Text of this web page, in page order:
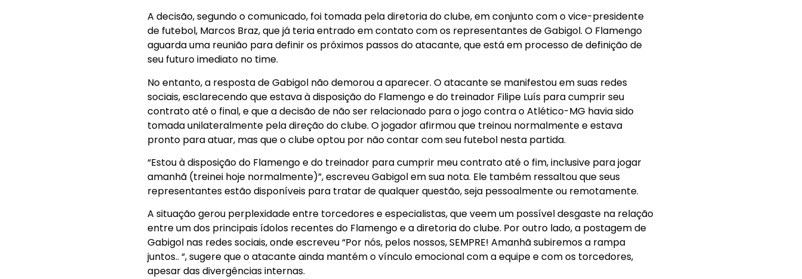
A decisão, segundo o comunicado, foi tomada pela diretoria do clube, em conjunto com o vice-presidente
de futebol, Marcos Braz, que já teria entrado em contato com os representantes de Gabigol. O Flamengo
aguarda uma reunião para definir os próximos passos do atacante, que está em processo de definição de
seu futuro imediato no time.
No entanto, a resposta de Gabigol não demorou a aparecer. O atacante se manifestou em suas redes
sociais, esclarecendo que estava à disposição do Flamengo e do treinador Filipe Luís para cumprir seu
contrato até o final, e que a decisão de não ser relacionado para o jogo contra o Atlético-MG havia sido
tomada unilateralmente pela direção do clube. O jogador afirmou que treinou normalmente e estava
pronto para atuar, mas que o clube optou por não contar com seu futebol nesta partida.
“Estou à disposição do Flamengo e do treinador para cumprir meu contrato até o fim, inclusive para jogar
amanhã (treinei hoje normalmente)”, escreveu Gabigol em sua nota. Ele também ressaltou que seus
representantes estão disponíveis para tratar de qualquer questão, seja pessoalmente ou remotamente.
A situação gerou perplexidade entre torcedores e especialistas, que veem um possível desgaste na relação
entre um dos principais ídolos recentes do Flamengo e a diretoria do clube. Por outro lado, a postagem de
Gabigol nas redes sociais, onde escreveu “Por nós, pelos nossos, SEMPRE! Amanhã subiremos a rampa
juntos.. “, sugere que o atacante ainda mantém o vínculo emocional com a equipe e com os torcedores,
apesar das divergências internas.